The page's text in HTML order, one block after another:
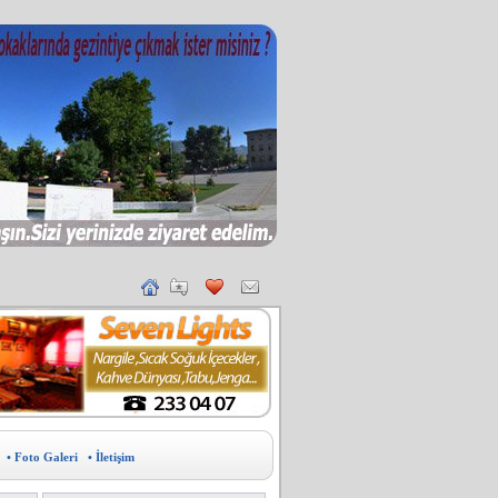
• Foto Galeri • İletişim